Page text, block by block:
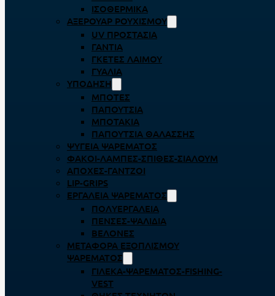
ΙΣΟΘΕΡΜΙΚΆ
ΑΞΕΡΟΥΆΡ ΡΟΥΧΙΣΜΟΎ
UV ΠΡΟΣΤΑΣΊΑ
ΓΆΝΤΙΑ
ΓΚΈΤΕΣ ΛΑΊΜΟΥ
ΓΥΑΛΙΆ
ΥΠΌΔΗΣΗ
ΜΠΌΤΕΣ
ΠΑΠΟΎΤΣΙΑ
ΜΠΟΤΆΚΙΑ
ΠΑΠΟΎΤΣΙΑ ΘΑΛΆΣΣΗΣ
ΨΥΓΕΊΑ ΨΑΡΈΜΑΤΟΣ
ΦΑΚΟΊ-ΛΆΜΠΕΣ-ΣΠΊΘΕΣ-ΣΊΑΛΟΥΜ
ΑΠΌΧΕΣ-ΓΆΝΤΖΟΙ
LIP-GRIPS
EΡΓΑΛΕΊΑ ΨΑΡΈΜΑΤΟΣ
ΠΟΛΥΕΡΓΑΛΕΊΑ
ΠΈΝΣΕΣ-ΨΑΛΊΔΙΑ
ΒΕΛΌΝΕΣ
ΜΕΤΑΦΟΡΆ ΕΞΟΠΛΙΣΜΟΎ
ΨΑΡΈΜΑΤΟΣ
ΓΙΛΈΚΑ-ΨΑΡΈΜΑΤΟΣ-FISHING-
VEST